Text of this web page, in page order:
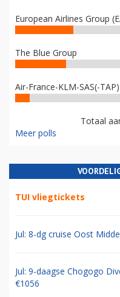
European Airlines Group
The Blue Group
Air-France-KLM-SAS(-TAP)
Totaal
Meer polls
TUI vliegtickets
Jul: 8-dg cruise Oost
Jul: 9-daagse Chogogo
€1056